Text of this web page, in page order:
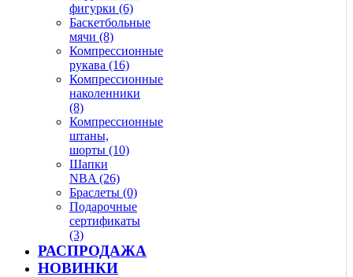
фигурки (6)
Баскетбольные
мячи (8)
Компрессионные
рукава (16)
Компрессионные
наколенники
(8)
Компрессионные
штаны,
шорты (10)
Шапки
NBA (26)
Браслеты (0)
Подарочные
сертификаты
(3)
РАСПРОДАЖА
НОВИНКИ